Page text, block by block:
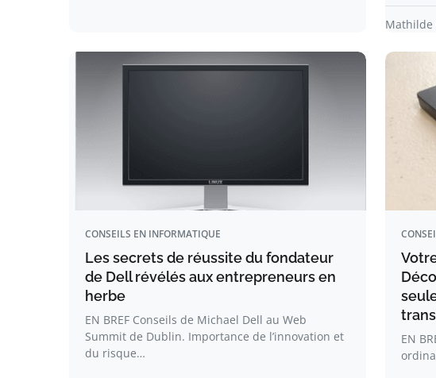
Mathilde
CONSEILS EN INFORMATIQUE
Les secrets de réussite du fondateur
de Dell révélés aux entrepreneurs en
herbe
EN BREF Conseils de Michael Dell au Web
Summit de Dublin. Importance de l’innovation et
du risque…
EN